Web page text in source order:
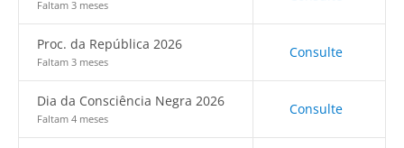
Faltam 3 meses
Proc. da República 2026
Faltam 3 meses
Consulte
Dia da Consciência Negra 2026
Faltam 4 meses
Consulte